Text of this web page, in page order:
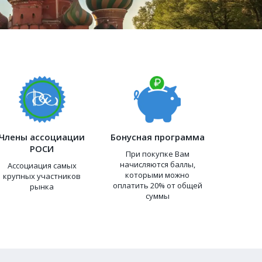
ассоциации
РОСИ
Ассоциация самых
крупных участников
рынка
Бонусная программа
При покупке Вам
начисляются баллы,
которыми можно
оплатить 20% от общей
суммы